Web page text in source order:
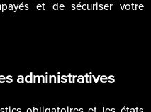
et de sécuriser votre
administratives